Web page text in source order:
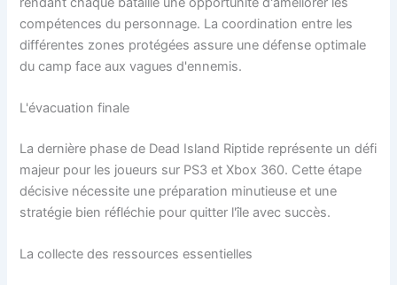
compétences du personnage. La coordination entre les
différentes zones protégées assure une défense optimale
du camp face aux vagues d'ennemis.
L'évacuation finale
La dernière phase de Dead Island Riptide représente un défi
majeur pour les joueurs sur PS3 et Xbox 360. Cette étape
décisive nécessite une préparation minutieuse et une
stratégie bien réfléchie pour quitter l'île avec succès.
La collecte des ressources essentielles